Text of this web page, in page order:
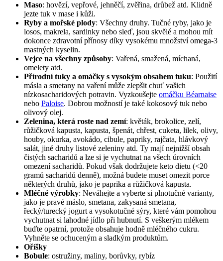
Maso: hovězí, vepřové, jehněčí, zvěřina, drůbež atd. Klidně
jezte tuk v mase i kůži.
Ryby a mořské plody: Všechny druhy. Tučné ryby, jako je
losos, makrela, sardinky nebo sleď, jsou skvělé a mohou mít
dokonce zdravotní přínosy díky vysokému množství omega-3
mastných kyselin.
Vejce na všechny způsoby: Vařená, smažená, míchaná,
omelety atd.
Přírodní tuky a omáčky s vysokým obsahem tuku: Použití
másla a smetany na vaření může zlepšit chuť vašich
nízkosacharidových potravin. Vyzkoušejte omáčku Béarnaise
nebo Paloise. Dobrou možností je také kokosový tuk nebo
olivový olej.
Zelenina, která roste nad zemí: květák, brokolice, zelí,
růžičková kapusta, kapusta, špenát, chřest, cuketa, lilek, olivy,
houby, okurka, avokádo, cibule, papriky, rajčata, hlávkový
salát, jiné druhy listové zeleniny atd. Ty mají nejnižší obsah
čistých sacharidů a lze si je vychutnat na všech úrovních
omezení sacharidů. Pokud však dodržujete keto dietu (<20
gramů sacharidů denně), možná budete muset omezit porce
některých druhů, jako je paprika a růžičková kapusta.
Mléčné výrobky: Neváhejte a vyberte si plnotučné varianty,
jako je pravé máslo, smetana, zakysaná smetana,
řecký/turecký jogurt a vysokotučné sýry, které vám pomohou
vychutnat si lahodné jídlo při hubnutí. S veškerým mlékem
buďte opatrní, protože obsahuje hodně mléčného cukru.
Vyhněte se ochuceným a sladkým produktům.
Oříšky
Bobule: ostružiny, maliny, borůvky, rybíz